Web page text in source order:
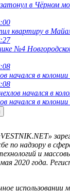
в Чёрном
квартиру в
№4
начался в
начался в
по надзору в
и
2020 года.
использовании